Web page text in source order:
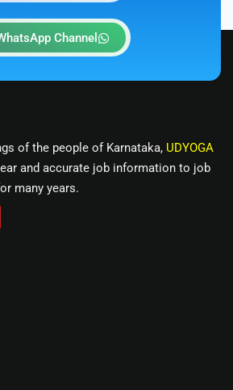
Channel
of the people of Karnataka, UDYOGA
and accurate job information to job
many years.